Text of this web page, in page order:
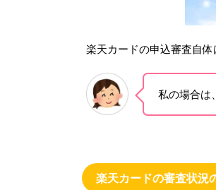
楽天カードの申込審査自体
私の場合は
楽天カードの審査状況